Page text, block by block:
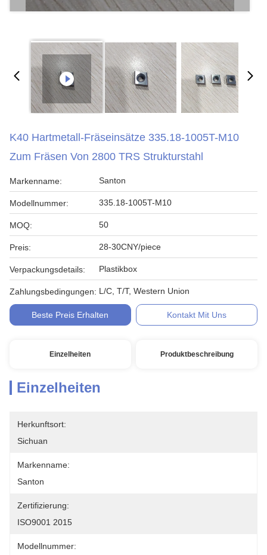
K40 Hartmetall-Fräseinsätze 335.18-1005T-M10
Zum Fräsen Von 2800 TRS Strukturstahl
Markenname: Santon
Modellnummer: 335.18-1005T-M10
MOQ: 50
Preis: 28-30CNY/piece
Verpackungsdetails: Plastikbox
Zahlungsbedingungen: L/C, T/T, Western Union
Beste Preis Erhalten Kontakt Mit Uns
Einzelheiten Produktbeschreibung
Einzelheiten
Herkunftsort:
Sichuan
Markenname:
Santon
Zertifizierung:
ISO9001 2015
Modellnummer: